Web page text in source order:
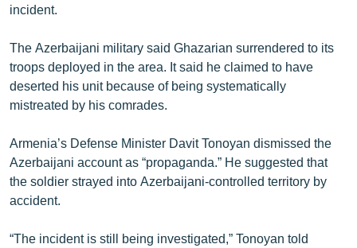
English
ՀԵՏԵՎԵՔ ՄԵԶ
«Ազատության» բոլոր կայքերը
incident.
The Azerbaijani military said Ghazarian surrendered to its
troops deployed in the area. It said he claimed to have
deserted his unit because of being systematically
mistreated by his comrades.
Armenia’s Defense Minister Davit Tonoyan dismissed the
Azerbaijani account as “propaganda.” He suggested that
the soldier strayed into Azerbaijani-controlled territory by
accident.
“The incident is still being investigated,” Tonoyan told